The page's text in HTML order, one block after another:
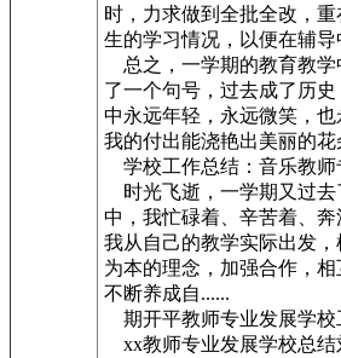
时，力求做到全批全改，
生的学习情况，以便在辅导
总之，一学期的教育教学
了一个句号，过去成了历
中永远年轻，永远微笑，
我的付出能浇艳出美丽的花
学校工作总结：音乐教师
时光飞逝，一学期又过去
中，我忙碌着、辛苦着、奔
我从自己的教学实际出发
为本的理念，加强合作，相
不断养成自......
期开平教师专业发展学校
xx教师专业发展学校总结